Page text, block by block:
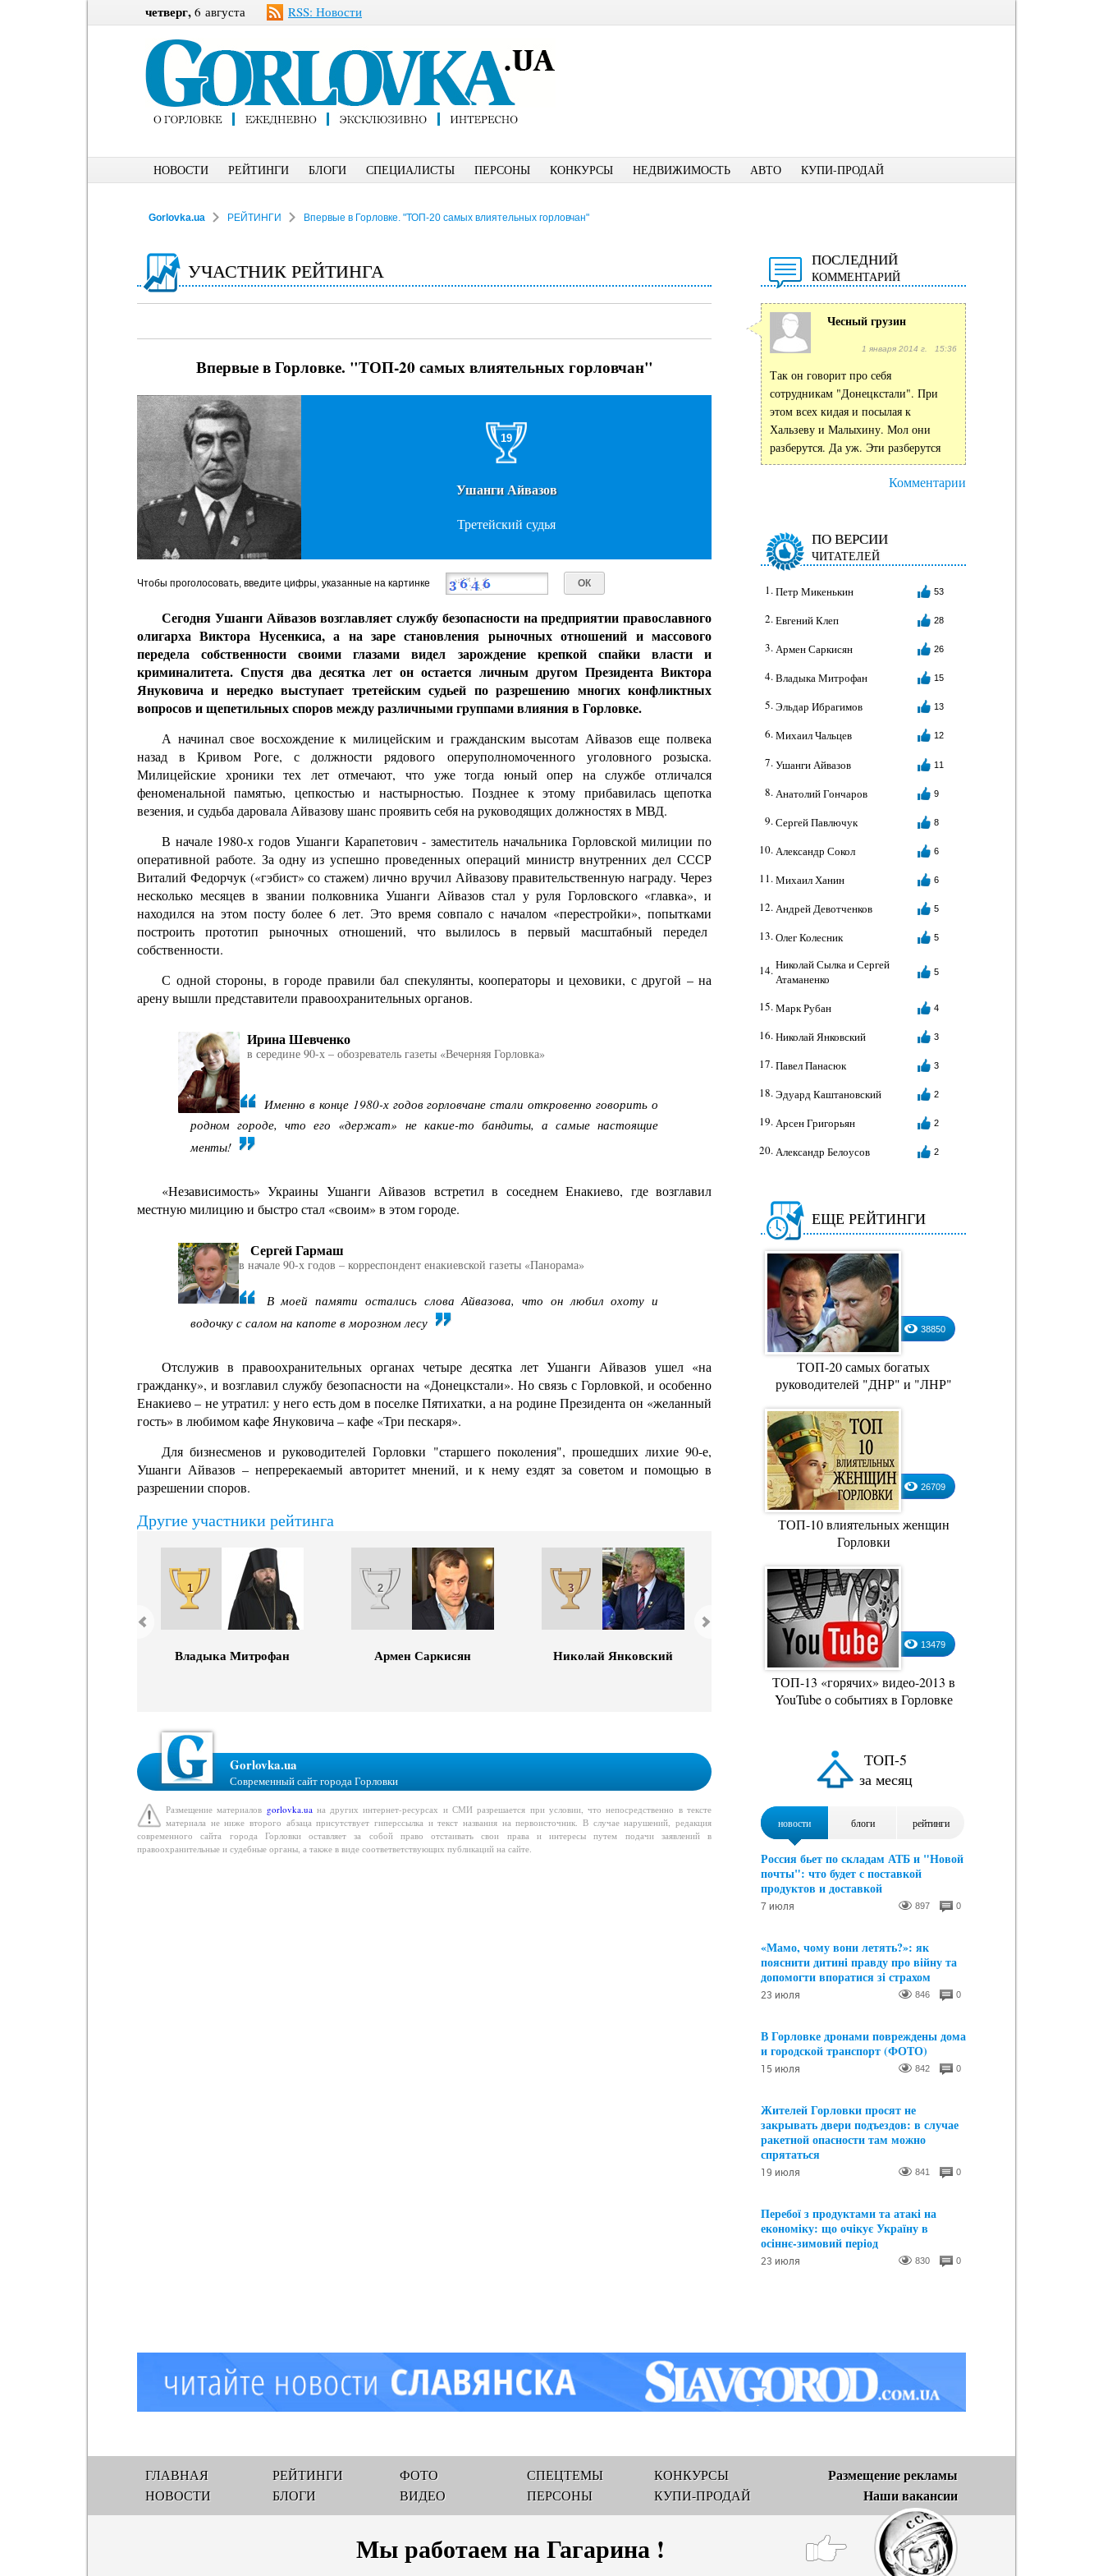
четверг, 6 августа RSS: Новости
НОВОСТИ РЕЙТИНГИ БЛОГИ СПЕЦИАЛИСТЫ ПЕРСОНЫ КОНКУРСЫ НЕДВИЖИМОСТЬ АВТО КУПИ-ПРОДАЙ
Gorlovka.ua РЕЙТИНГИ Впервые в Горловке. "ТОП-20 самых влиятельных горловчан"
УЧАСТНИК РЕЙТИНГА
Впервые в Горловке. "ТОП-20 самых влиятельных горловчан"
19
Ушанги Айвазов
Третейский судья
Чтобы проголосовать, введите цифры, указанные на картинке
Сегодня Ушанги Айвазов возглавляет службу безопасности на предприятии православного
олигарха Виктора Нусенкиса, а на заре становления рыночных отношений и массового
передела собственности своими глазами видел зарождение крепкой спайки власти и
криминалитета. Спустя два десятка лет он остается личным другом Президента Виктора
Януковича и нередко выступает третейским судьей по разрешению многих конфликтных
вопросов и щепетильных споров между различными группами влияния в Горловке.
А начинал свое восхождение к милицейским и гражданским высотам Айвазов еще полвека
назад в Кривом Роге, с должности рядового оперуполномоченного уголовного розыска.
Милицейские хроники тех лет отмечают, что уже тогда юный опер на службе отличался
феноменальной памятью, цепкостью и настырностью. Позднее к этому прибавилась щепотка
везения, и судьба даровала Айвазову шанс проявить себя на руководящих должностях в МВД.
В начале 1980-х годов Ушанги Карапетович - заместитель начальника Горловской милиции по
оперативной работе. За одну из успешно проведенных операций министр внутренних дел СССР
Виталий Федорчук («гэбист» со стажем) лично вручил Айвазову правительственную награду. Через
несколько месяцев в звании полковника Ушанги Айвазов стал у руля Горловского «главка», и
находился на этом посту более 6 лет. Это время совпало с началом «перестройки», попытками
построить прототип рыночных отношений, что вылилось в первый масштабный передел
собственности.
С одной стороны, в городе правили бал спекулянты, кооператоры и цеховики, с другой – на
арену вышли представители правоохранительных органов.
Ирина Шевченко
в середине 90-х – обозреватель газеты «Вечерняя Горловка»
Именно в конце 1980-х годов горловчане стали откровенно говорить о
родном городе, что его «держат» не какие-то бандиты, а самые настоящие
менты!
«Независимость» Украины Ушанги Айвазов встретил в соседнем Енакиево, где возглавил
местную милицию и быстро стал «своим» в этом городе.
Сергей Гармаш
в начале 90-х годов – корреспондент енакиевской газеты «Панорама»
В моей памяти остались слова Айвазова, что он любил охоту и
водочку с салом на капоте в морозном лесу
Отслужив в правоохранительных органах четыре десятка лет Ушанги Айвазов ушел «на
гражданку», и возглавил службу безопасности на «Донецкстали». Но связь с Горловкой, и особенно
Енакиево – не утратил: у него есть дом в поселке Пятихатки, а на родине Президента он «желанный
гость» в любимом кафе Януковича – кафе «Три пескаря».
Для бизнесменов и руководителей Горловки "старшего поколения", прошедших лихие 90-е,
Ушанги Айвазов – непререкаемый авторитет мнений, и к нему ездят за советом и помощью в
разрешении споров.
Другие участники рейтинга
1
Владыка Митрофан
2
Армен Саркисян
3
Николай Янковский Эдуард Каштановский Анатолий Гончаров
Gorlovka.ua
Современный сайт города Горловки
Размещение материалов gorlovka.uaна других интернет-ресурсах и СМИ разрешается при условии, что непосредственно в тексте
материала не ниже второго абзаца присутствует гиперссылка и текст названия на первоисточник. В случае нарушений, редакция
современного сайта города Горловки оставляет за собой право отстаивать свои права и интересы путем подачи заявлений в
правоохранительные и судебные органы, а также в виде соответветствующих публикаций на сайте.
ПОСЛЕДНИЙ
КОММЕНТАРИЙ
Чесный грузин
1 января 2014 г. 15:36
Так он говорит про себя
сотрудникам "Донецкстали". При
этом всех кидая и посылая к
Хальзеву и Малыхину. Мол они
разберутся. Да уж. Эти разберутся
Комментарии
ПО ВЕРСИИ
ЧИТАТЕЛЕЙ
Петр Микенькин 53
Евгений Клеп 28
Армен Саркисян 26
Владыка Митрофан 15
Эльдар Ибрагимов 13
Михаил Чальцев 12
Ушанги Айвазов 11
Анатолий Гончаров 9
Сергей Павлючук 8
Александр Сокол 6
Михаил Ханин 6
Андрей Девотченков 5
Олег Колесник 5
Николай Сылка и Сергей
Атаманенко
5
Марк Рубан 4
Николай Янковский 3
Павел Панасюк 3
Эдуард Каштановский 2
Арсен Григорьян 2
Александр Белоусов 2
ЕЩЕ РЕЙТИНГИ
38850
ТОП-20 самых богатых
руководителей "ДНР" и "ЛНР"
26709
ТОП-10 влиятельных женщин
Горловки
13479
ТОП-13 «горячих» видео-2013 в
YouTube о событиях в Горловке
ТОП-5
за месяц
новости блоги рейтинги
Россия бьет по складам АТБ и "Новой
почты": что будет с поставкой
продуктов и доставкой
7 июля 897 0
«Мамо, чому вони летять?»: як
пояснити дитині правду про війну та
допомогти впоратися зі страхом
23 июля 846 0
В Горловке дронами повреждены дома
и городской транспорт (ФОТО)
15 июля 842 0
Жителей Горловки просят не
закрывать двери подъездов: в случае
ракетной опасности там можно
спрятаться
19 июля 841 0
Перебої з продуктами та атакі на
економіку: що очікує Україну в
осіннє-зимовий період
23 июля 830 0
ГЛАВНАЯ
НОВОСТИ
РЕЙТИНГИ
БЛОГИ
ФОТО
ВИДЕО
СПЕЦТЕМЫ
ПЕРСОНЫ
КОНКУРСЫ
КУПИ-ПРОДАЙ
Размещение рекламы
Наши вакансии
Мы работаем на Гагарина !